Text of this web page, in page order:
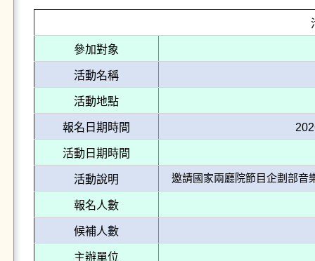
參加對象
活動名稱
活動地點
報名日期時間
活動日期時間
活動說明 邀請國家兩廳院節目企劃部音
報名人數
候補人數
主辦單位